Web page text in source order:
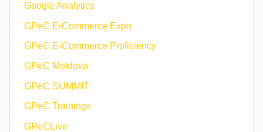
Google Analytics
GPeC E-Commerce Expo
GPeC E-Commerce Proficiency
GPeC Moldova
GPeC SUMMIT
GPeC Trainings
GPeCLive